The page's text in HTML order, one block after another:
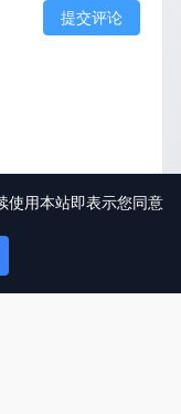
提交评论
使用本站即表示您同意